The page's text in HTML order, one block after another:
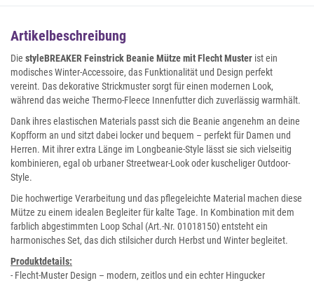
Artikelbeschreibung
Die styleBREAKER Feinstrick Beanie Mütze mit Flecht Muster ist ein
modisches Winter-Accessoire, das Funktionalität und Design perfekt
vereint. Das dekorative Strickmuster sorgt für einen modernen Look,
während das weiche Thermo-Fleece Innenfutter dich zuverlässig warmhält.
Dank ihres elastischen Materials passt sich die Beanie angenehm an deine
Kopfform an und sitzt dabei locker und bequem – perfekt für Damen und
Herren. Mit ihrer extra Länge im Longbeanie-Style lässt sie sich vielseitig
kombinieren, egal ob urbaner Streetwear-Look oder kuscheliger Outdoor-
Style.
Die hochwertige Verarbeitung und das pflegeleichte Material machen diese
Mütze zu einem idealen Begleiter für kalte Tage. In Kombination mit dem
farblich abgestimmten Loop Schal (Art.-Nr. 01018150) entsteht ein
harmonisches Set, das dich stilsicher durch Herbst und Winter begleitet.
Produktdetails:
- Flecht-Muster Design – modern, zeitlos und ein echter Hingucker